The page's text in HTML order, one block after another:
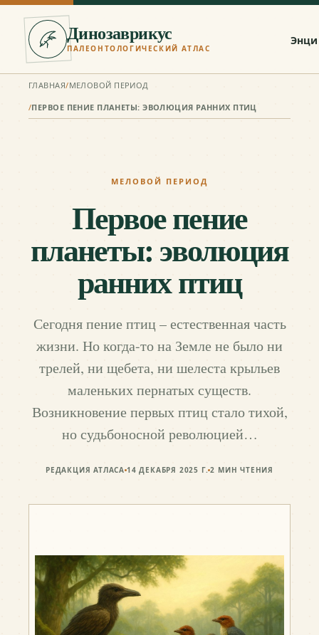
Динозаврикус
ПАЛЕОНТОЛОГИЧЕСКИЙ АТЛАС
ГЛАВНАЯ/МЕЛОВОЙ ПЕРИОД
/ПЕРВОЕ ПЕНИЕ ПЛАНЕТЫ: ЭВОЛЮЦИЯ РАННИХ ПТИЦ
МЕЛОВОЙ ПЕРИОД
Первое пение
планеты: эволюция
ранних птиц
Сегодня пение птиц – естественная часть
жизни. Но когда-то на Земле не было ни
трелей, ни щебета, ни шелеста крыльев
маленьких пернатых существ.
Возникновение первых птиц стало тихой,
но судьбоносной революцией…
РЕДАКЦИЯ АТЛАСА 14 ДЕКАБРЯ 2025 Г. 2 МИН ЧТЕНИЯ